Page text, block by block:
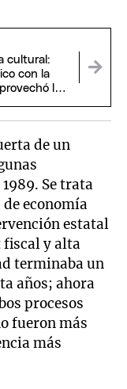
cultural:
con la
la
de un
Se trata
economía
estatal
fiscal y alta
terminaba un
años; ahora
procesos
fueron más
más